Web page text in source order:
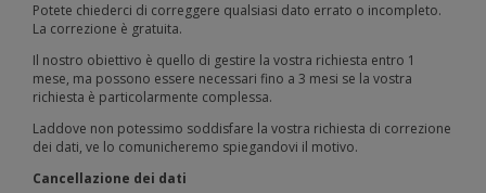
Potete chiederci di correggere qualsiasi dato errato o incompleto.
La correzione è gratuita.
Il nostro obiettivo è quello di gestire la vostra richiesta entro 1
mese, ma possono essere necessari fino a 3 mesi se la vostra
richiesta è particolarmente complessa.
Laddove non potessimo soddisfare la vostra richiesta di correzione
dei dati, ve lo comunicheremo spiegandovi il motivo.
Cancellazione dei dati